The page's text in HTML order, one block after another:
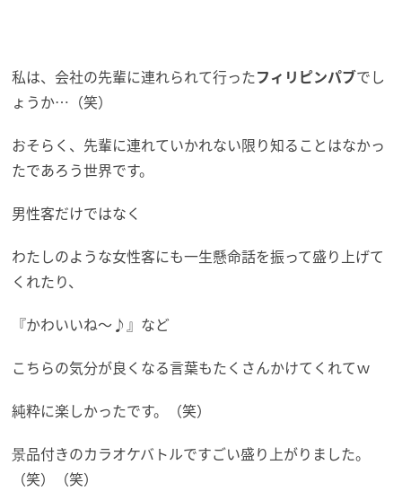
私は、会社の先輩に連れられて行ったフィリピンパブでし
ょうか…（笑）
おそらく、先輩に連れていかれない限り知ることはなかっ
たであろう世界です。
男性客だけではなく
わたしのような女性客にも一生懸命話を振って盛り上げて
くれたり、
『かわいいね～♪』など
こちらの気分が良くなる言葉もたくさんかけてくれてｗ
純粋に楽しかったです。（笑）
景品付きのカラオケバトルですごい盛り上がりました。
（笑）（笑）